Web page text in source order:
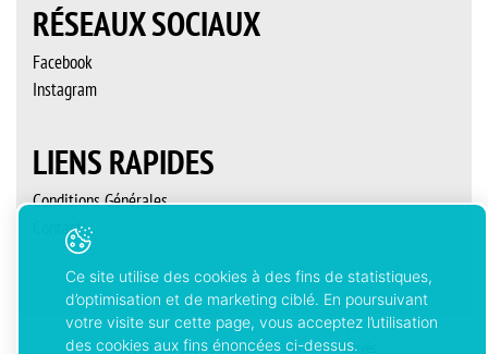
RÉSEAUX SOCIAUX
Facebook
Instagram
LIENS RAPIDES
Conditions Générales
Contact
Copyright © 2026 Delémont’BD. Tous droits réservés
Ce site utilise des cookies à des fins de statistiques,
d’optimisation et de marketing ciblé. En poursuivant
votre visite sur cette page, vous acceptez l’utilisation
des cookies aux fins énoncées ci-dessus.